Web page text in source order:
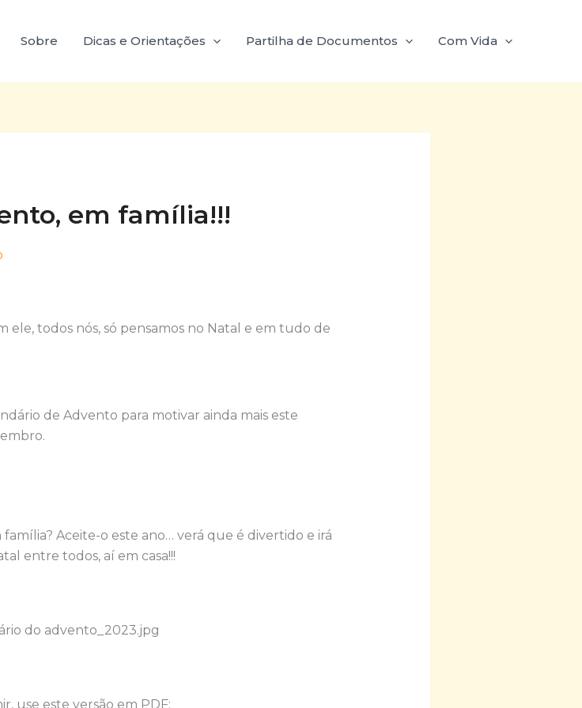
Sobre Dicas e Orientações Partilha de Documentos Com Vida
em família!!!
ele, todos nós, só pensamos no Natal e em tudo de
de Advento para motivar ainda mais este
Aceite-o este ano… verá que é divertido e irá
entre todos, aí em casa!!!
use este versão em PDF: